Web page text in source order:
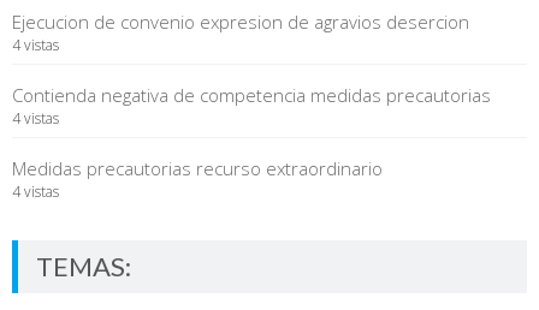
Ejecucion de convenio expresion de agravios desercion
4 vistas
Contienda negativa de competencia medidas precautorias
4 vistas
Medidas precautorias recurso extraordinario
4 vistas
TEMAS: